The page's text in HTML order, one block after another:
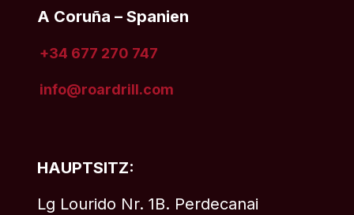
HAUPTSITZ:
Lg Lourido Nr. 1B. Perdecanai
A Coruña – Spanien
+34 677 270 747
info@roardrill.com